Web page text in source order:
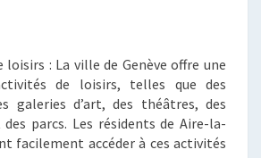
loisirs : La ville de Genève offre une
de loisirs, telles que des
galeries d’art, des théâtres, des
parcs. Les résidents de Aire-la-
facilement accéder à ces activités